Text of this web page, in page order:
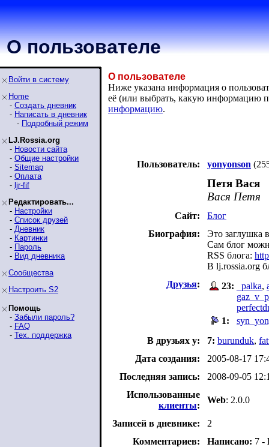
О пользователе
Войти в систему
Home
- Создать дневник
- Написать в дневник
- Подробный режим
LJ.Rossia.org
- Новости сайта
- Общие настройки
- Sitemap
- Оплата
- ljr-fif
Редактировать...
- Настройки
- Список друзей
- Дневник
- Картинки
- Пароль
- Вид дневника
Сообщества
Настроить S2
Помощь
- Забыли пароль?
- FAQ
- Тех. поддержка
О пользователе
Ниже указана информация о
её (или выбрать, какую информацию
информацию.
Пользователь: yonyonson
Петя Вася
Вася Петя
Сайт:
Блог
Биография:
Это заглушка
Сам блог
RSS блога:
В lj.rossia.org
Друзья: 23: _palka,
1:
В друзьях у:
7: burunduk,
Дата создания:
2005-08-17
Последняя запись:
2008-09-05
Использованные
клиенты:
Web: 2.0.0
Записей в дневнике:
2
Комментариев:
Написано: 7 -